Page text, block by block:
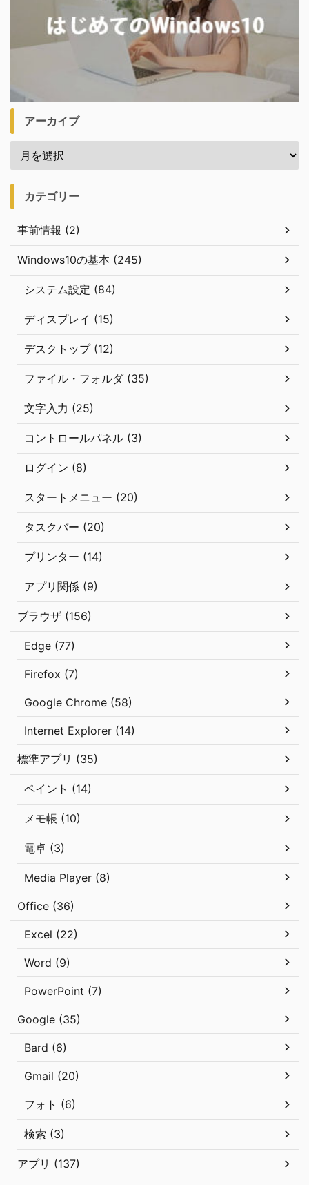
アーカイブ
カテゴリー
事前情報 (2)
Windows10の基本 (245)
システム設定 (84)
ディスプレイ (15)
デスクトップ (12)
ファイル・フォルダ (35)
文字入力 (25)
コントロールパネル (3)
ログイン (8)
スタートメニュー (20)
タスクバー (20)
プリンター (14)
アプリ関係 (9)
ブラウザ (156)
Edge (77)
Firefox (7)
Google Chrome (58)
Internet Explorer (14)
標準アプリ (35)
ペイント (14)
メモ帳 (10)
電卓 (3)
Media Player (8)
Office (36)
Excel (22)
Word (9)
PowerPoint (7)
Google (35)
Bard (6)
Gmail (20)
フォト (6)
検索 (3)
アプリ (137)